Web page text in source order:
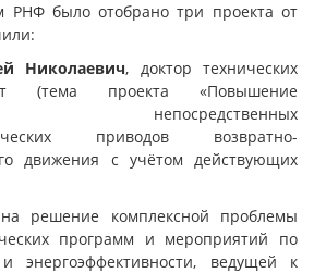
РНФ было отобрано три проекта от
Николаевич, доктор технических
(тема проекта «Повышение
непосредственных
приводов возвратно-
движения с учётом действующих
решение комплексной проблемы
программ и мероприятий по
энергоэффективности, ведущей к